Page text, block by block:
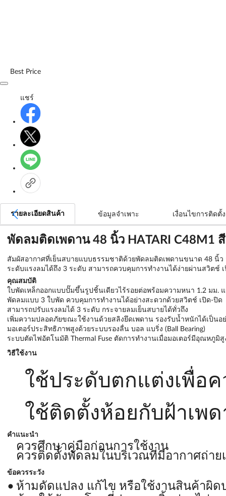
Best Price
แชร์
รายละเอียดสินค้า ข้อมูลจำเพาะ เงื่อนไขการติดตั้ง
พัดลมติดเพดาน 48 นิ้ว HATARI C48M1
สัมผัสอากาศที่เย็นสบายแบบธรรมชาติด้วยพัดลมติดเพดานขนาด 48 นิ้
ระดับแรงลมได้ถึง 3 ระดับ สามารถควบคุมการทำงานได้ง่ายผ่านสวิตช์
คุณสมบัติ
ใบพัดเหล็กออกแบบปั๊มขึ้นรูปชิ้นเดียวไร้รอยต่อพร้อมความหนา 1.2 มม.
พัดลมแบบ 3 ใบพัด ควบคุมการทำงานได้อย่างสะดวกด้วยสวิตช์ เปิด-ปิด
สามารถปรับแรงลมได้ 3 ระดับ กระจายลมเย็นสบายได้ทั่วถึง
เพิ่มความปลอดภัยขณะใช้งานด้วยสลิงยึดเพดาน รองรับน้ำหนักได้เป็นอ
มอเตอร์ประสิทธิภาพสูงด้วยระบบรองลื่น บอล แบริ่ง (Ball Bearing)
ระบบตัดไฟอัตโนมัติ Thermal Fuse ตัดการทำงานเมื่อมอเตอร์มีอุณหภูมิสู
วิธีใช้งาน
ใช้ประดับตกแต่งเพื่อ
ใช้ติดตั้งห้อยกับฝ้าเพ
คำแนะนำ
ควรศึกษาคู่มือก่อนการใช้งาน
ควรติดตั้งพัดลมในบริเวณที่มีอากาศถ่าย
ข้อควรระวัง
ห้ามดัดแปลง แก้ไข หรือใช้งานสินค้าผิด